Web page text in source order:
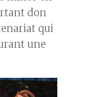
don
qui
une